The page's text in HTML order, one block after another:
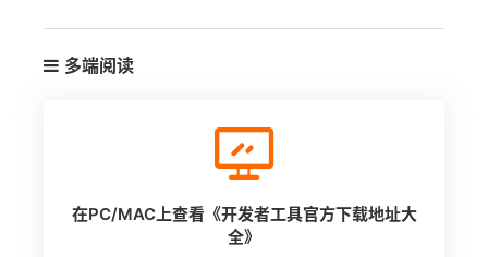
多端阅读
在PC/MAC上查看《开发者工具官方下载地址大
全》